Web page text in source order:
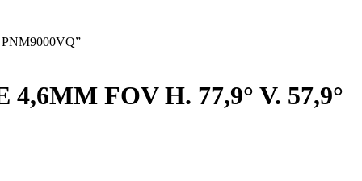
FOV H. 77,9° V. 57,9°